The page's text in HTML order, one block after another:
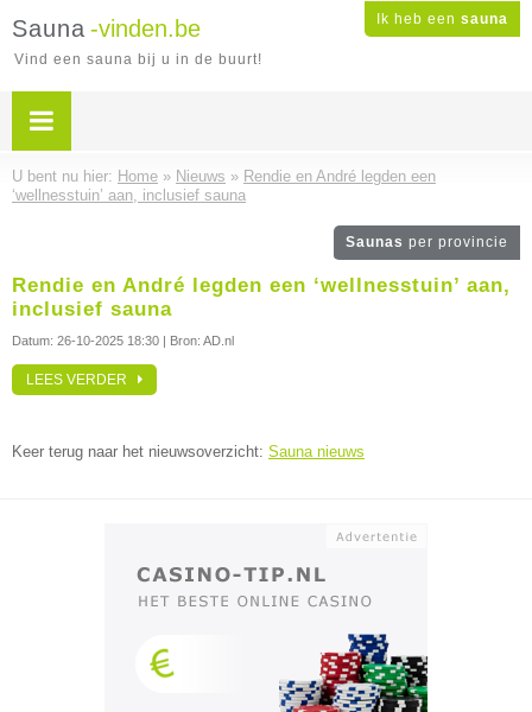
Ik heb een sauna
Sauna -vinden.be
Vind een sauna bij u in de buurt!
U bent nu hier: Home » Nieuws » Rendie en André legden een
‘wellnesstuin’ aan, inclusief sauna
Saunas per provincie
Rendie en André legden een ‘wellnesstuin’ aan,
inclusief sauna
Datum: 26-10-2025 18:30 | Bron: AD.nl
LEES VERDER
Keer terug naar het nieuwsoverzicht: Sauna nieuws